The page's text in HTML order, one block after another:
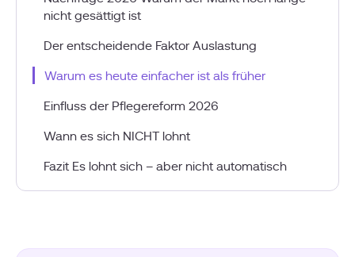
nicht gesättigt ist
Der entscheidende Faktor Auslastung
Warum es heute einfacher ist als früher
Einfluss der Pflegereform 2026
Wann es sich NICHT lohnt
Fazit Es lohnt sich – aber nicht automatisch